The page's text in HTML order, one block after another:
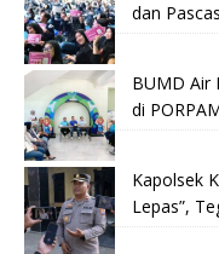
dan
BUMD Air
di
Kapolsek
Lepas”,